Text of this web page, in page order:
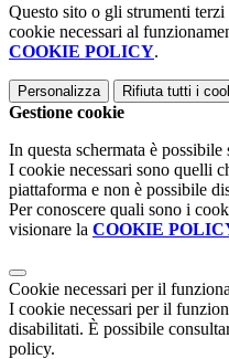
Questo sito o gli strumenti
cookie necessari al
COOKIE POLICY.
Personalizza Rifiuta tutti i
Gestione cookie
In questa schermata è
I cookie necessari sono quelli
piattaforma e non è possibile
Per conoscere quali sono i
visionare la COOKIE
Cookie necessari per il
I cookie necessari per il
disabilitati. È possibile
policy.